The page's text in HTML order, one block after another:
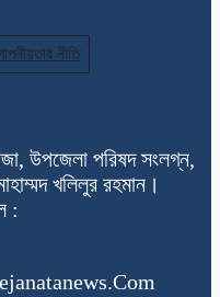
নীতি
উপজেলা পরিষদ সংলগ্ন,
খলিলুর রহমান।
: